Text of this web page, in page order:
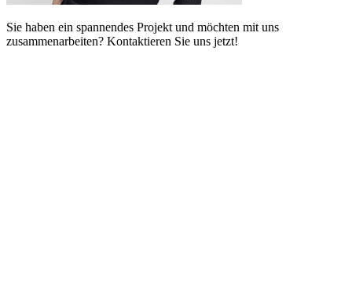
Sie haben ein spannendes Projekt und möchten mit uns
zusammenarbeiten? Kontaktieren Sie uns jetzt!